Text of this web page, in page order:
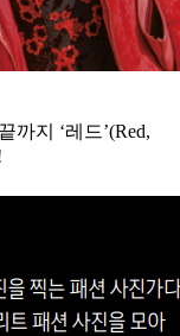
까지 ‘레드’(Red,